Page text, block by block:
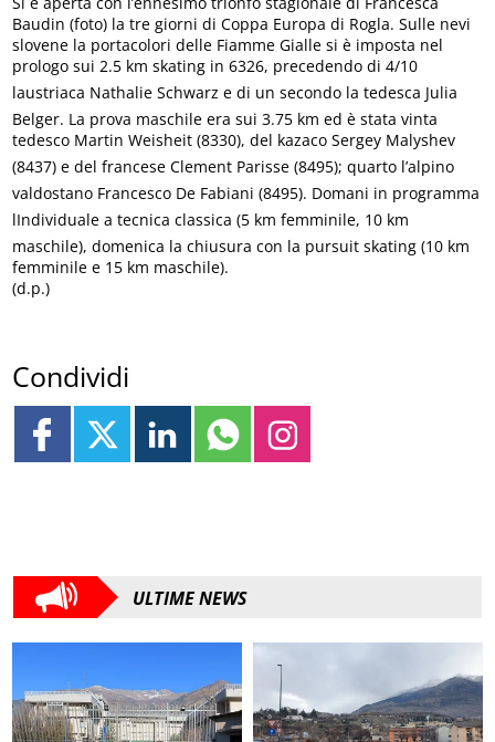
Baudin (foto) la tre giorni di Coppa Europa di Rogla. Sulle nevi
slovene la portacolori delle Fiamme Gialle si è imposta nel
prologo sui 2.5 km skating in 6326, precedendo di 4/10
laustriaca Nathalie Schwarz e di un secondo la tedesca Julia
Belger. La prova maschile era sui 3.75 km ed è stata vinta
tedesco Martin Weisheit (8330), del kazaco Sergey Malyshev
(8437) e del francese Clement Parisse (8495); quarto l’alpino
valdostano Francesco De Fabiani (8495). Domani in programma
lIndividuale a tecnica classica (5 km femminile, 10 km
maschile), domenica la chiusura con la pursuit skating (10 km
femminile e 15 km maschile).
(d.p.)
Condividi
ULTIME NEWS